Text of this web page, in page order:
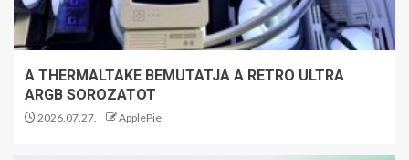
A THERMALTAKE BEMUTATJA A RETRO ULTRA
ARGB SOROZATOT
2026.07.27. ApplePie